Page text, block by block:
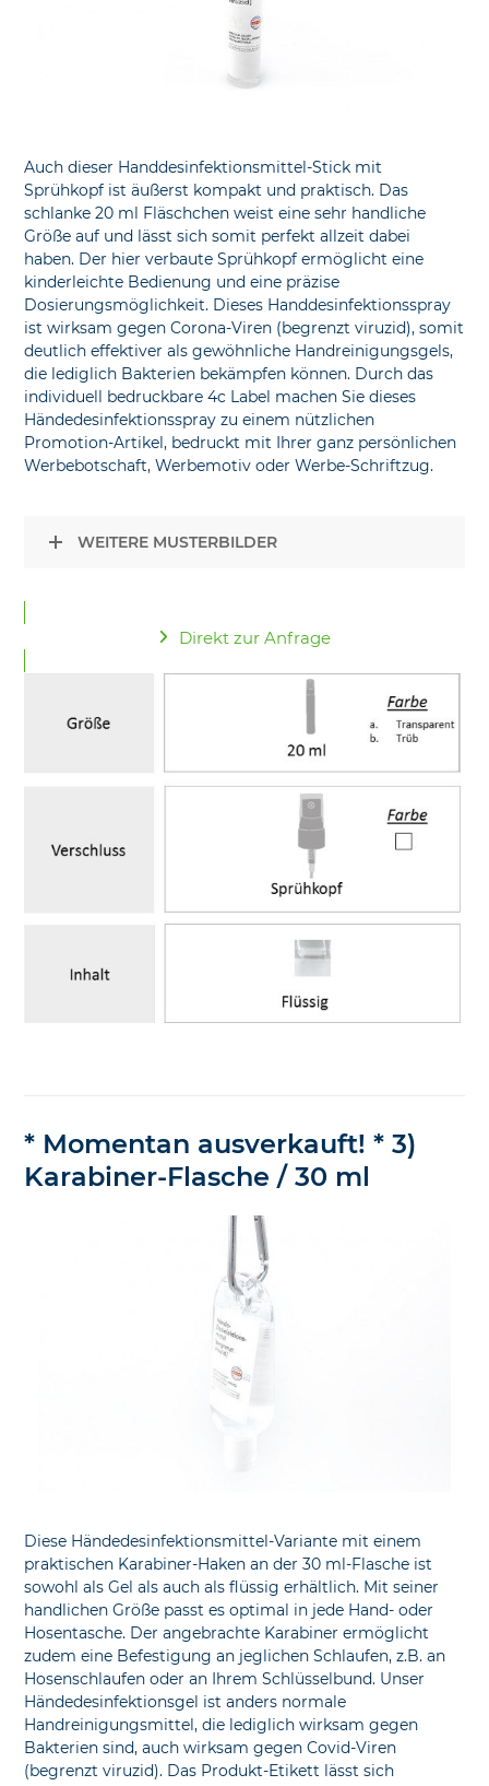
Auch dieser Handdesinfektionsmittel-Stick mit
Sprühkopf ist äußerst kompakt und praktisch. Das
schlanke 20 ml Fläschchen weist eine sehr handliche
Größe auf und lässt sich somit perfekt allzeit dabei
haben. Der hier verbaute Sprühkopf ermöglicht eine
kinderleichte Bedienung und eine präzise
Dosierungsmöglichkeit. Dieses Handdesinfektionsspray
ist wirksam gegen Corona-Viren (begrenzt viruzid), somit
deutlich effektiver als gewöhnliche Handreinigungsgels,
die lediglich Bakterien bekämpfen können. Durch das
individuell bedruckbare 4c Label machen Sie dieses
Händedesinfektionsspray zu einem nützlichen
Promotion-Artikel, bedruckt mit Ihrer ganz persönlichen
Werbebotschaft, Werbemotiv oder Werbe-Schriftzug.
WEITERE MUSTERBILDER
Direkt zur Anfrage
* Momentan ausverkauft! * 3)
Karabiner-Flasche / 30 ml
Diese Händedesinfektionsmittel-Variante mit einem
praktischen Karabiner-Haken an der 30 ml-Flasche ist
sowohl als Gel als auch als flüssig erhältlich. Mit seiner
handlichen Größe passt es optimal in jede Hand- oder
Hosentasche. Der angebrachte Karabiner ermöglicht
zudem eine Befestigung an jeglichen Schlaufen, z.B. an
Hosenschlaufen oder an Ihrem Schlüsselbund. Unser
Händedesinfektionsgel ist anders normale
Handreinigungsmittel, die lediglich wirksam gegen
Bakterien sind, auch wirksam gegen Covid-Viren
(begrenzt viruzid). Das Produkt-Etikett lässt sich